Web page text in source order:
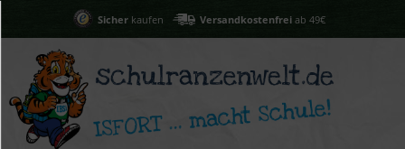
Sicherkaufen Versandkostenfreiab 49€